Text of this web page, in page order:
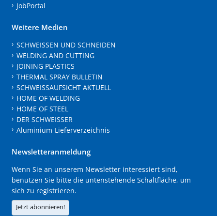
JobPortal
Weitere Medien
SCHWEISSEN UND SCHNEIDEN
WELDING AND CUTTING
JOINING PLASTICS
THERMAL SPRAY BULLETIN
SCHWEISSAUFSICHT AKTUELL
HOME OF WELDING
HOME OF STEEL
DER SCHWEISSER
Aluminium-Lieferverzeichnis
Newsletteranmeldung
Wenn Sie an unserem Newsletter interessiert sind,
benutzen Sie bitte die untenstehende Schaltfläche, um
sich zu registrieren.
Jetzt abonnieren!